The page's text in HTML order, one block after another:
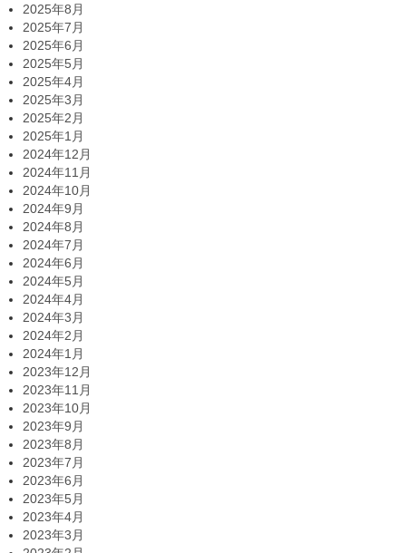
2025年8月
2025年7月
2025年6月
2025年5月
2025年4月
2025年3月
2025年2月
2025年1月
2024年12月
2024年11月
2024年10月
2024年9月
2024年8月
2024年7月
2024年6月
2024年5月
2024年4月
2024年3月
2024年2月
2024年1月
2023年12月
2023年11月
2023年10月
2023年9月
2023年8月
2023年7月
2023年6月
2023年5月
2023年4月
2023年3月